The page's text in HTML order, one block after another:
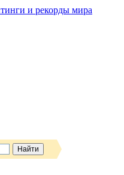
и рекорды мира